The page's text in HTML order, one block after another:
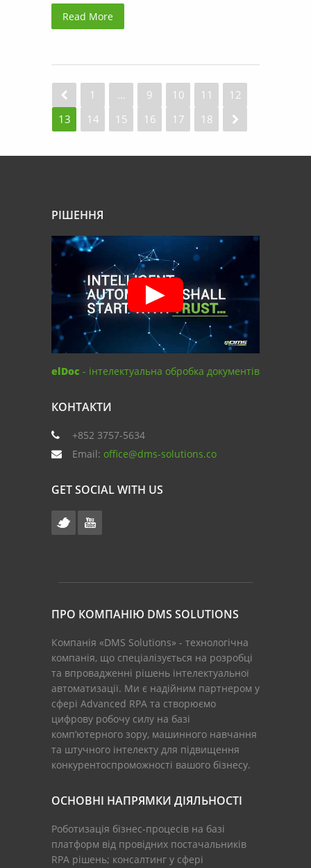
Read More
1 … 9 10 11
12
13
14 15 16 17 18
РІШЕННЯ
elDoc - інтелектуальна обробка документів
КОНТАКТИ
+852 3757-5634
Email: office@dms-solutions.co
GET SOCIAL WITH US
ПРО КОМПАНІЮ DMS SOLUTIONS
Компанія «DMS Solutions» - технологічна
компанія, що спеціалізується на розробці
та впровадженні рішень інтелектуальної
автоматизації. Ми є надійним партнером у
сфері Advanced RPA та створюємо
цифрову робочу силу на базі
комп’ютерного зору, машинного навчання
та штучного інтелекту для підвищення
конкурентоспроможності вашого бізнесу.
ОСНОВНІ НАПРЯМКИ ДІЯЛЬНОСТІ
Роботизація бізнес-процесів на базі
платформ від провідних постачальників
RPA рішень; консалтинг у сфері